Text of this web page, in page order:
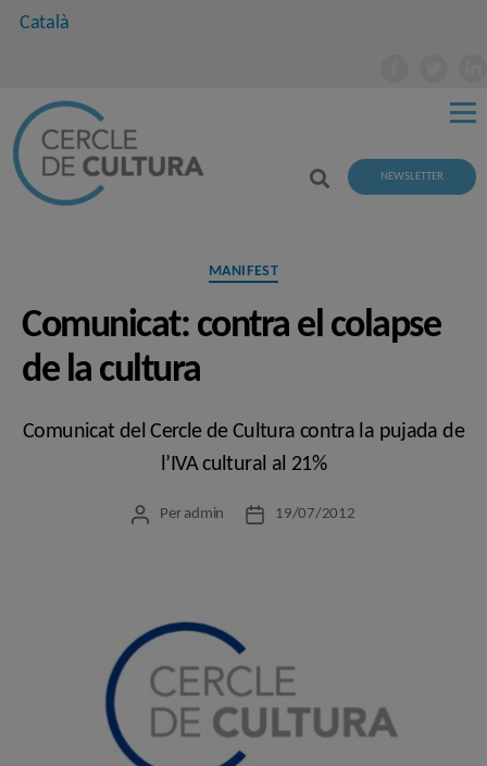
Català
NEWSLETTER
Categories
MANIFEST
Comunicat: contra el colapse
de la cultura
Comunicat del Cercle de Cultura contra la pujada de
l’IVA cultural al 21%
Autor
Per admin
Data19/07/2012